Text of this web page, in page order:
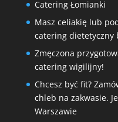
Catering Łomianki
Masz celiakię lub
catering dietetyczny
Zmęczona
catering wigilijny!
Chcesz być fit?
chleb na zakwasie.
Warszawie